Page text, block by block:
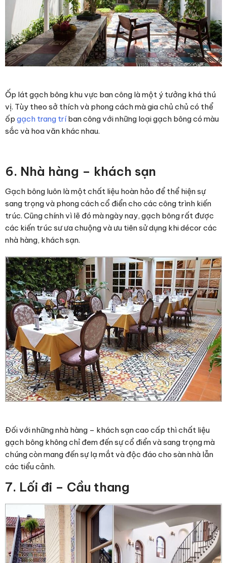
Ốp lát gạch bông khu vực ban công là một ý tưởng khá thú
vị. Tùy theo sở thích và phong cách mà gia chủ chủ có thể
ốp gạch trang tríban công với những loại gạch bông có màu
sắc và hoa văn khác nhau.
6. Nhà hàng – khách sạn
Gạch bông luôn là một chất liệu hoàn hảo để thể hiện sự
sang trọng và phong cách cổ điển cho các công trình kiến
trúc. Cũng chính vì lẽ đó mà ngày nay, gạch bông rất được
các kiến trúc sư ưa chuộng và ưu tiên sử dụng khi décor các
nhà hàng, khách sạn.
Đối với những nhà hàng – khách sạn cao cấp thì chất liệu
gạch bông không chỉ đem đến sự cổ điển và sang trọng mà
chúng còn mang đến sự lạ mắt và độc đáo cho sàn nhà lẫn
các tiểu cảnh.
7. Lối đi – Cầu thang